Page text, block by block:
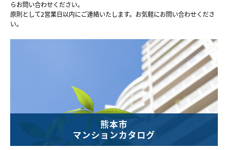
らお問い合わせください。
原則として2営業日以内にご連絡いたします。お気軽にお問い合わせくださ
い。
熊本市
マンションカタログ